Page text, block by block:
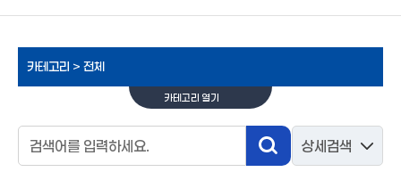
카테고리 > 전체
카테고리 열기
검색어입력 검색 상세검색